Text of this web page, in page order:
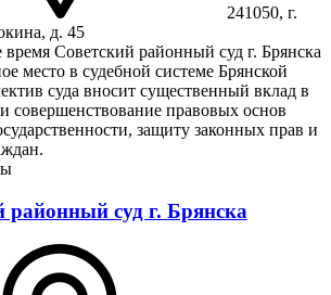
241050, г.
д. 45
Советский районный суд г. Брянска
место в судебной системе Брянской
суда вносит существенный вклад в
совершенствование правовых основ
защиту законных прав и
суд г. Брянска